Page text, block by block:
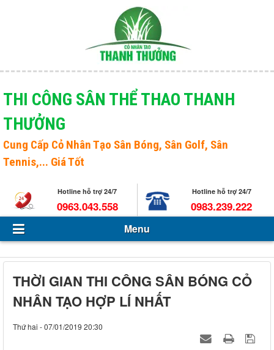
Menu
Giới thiệu
Sản phẩm
Tin Tức - Sự kiện
Tuyển dụng
Liên hệ
THI CÔNG SÂN THỂ THAO THANH
THƯỞNG
Cung Cấp Cỏ Nhân Tạo Sân Bóng, Sân Golf, Sân
Tennis,... Giá Tốt
Hotline hỗ trợ 24/7
0963.043.558
Hotline hỗ trợ 24/7
0983.239.222
Menu
THỜI GIAN THI CÔNG SÂN BÓNG CỎ
NHÂN TẠO HỢP LÍ NHẤT
Thứ hai - 07/01/2019 20:30